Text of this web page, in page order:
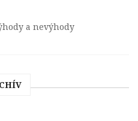
a nevýhody